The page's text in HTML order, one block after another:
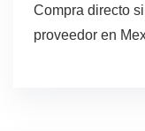
Compra directo
proveedor en